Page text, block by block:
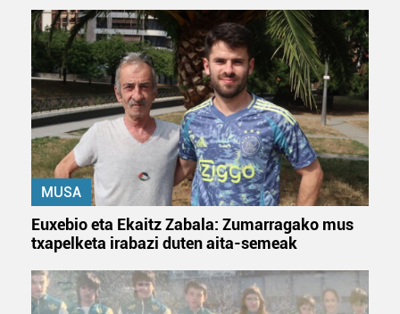
duten interes legitimoa eta horren aurka nola egin
dezakezun ikusteko.
Lortu zure datu pertsonalak prozesatzeko moduari
buruzko informazio gehiago eta ezarri zure lehentasunak
datuen atalean. Edozein unetan alda edo ken dezakezu
zure baimena Cookieen adierazpenean.
Webgune honek cookie propioak eta hirugarrenen cookie-
zerbitzuak hobetzeko asmoz, cookie teknologiaz
baliatzen gara. Ohar hau onartuz gero, teknologia hori
erabiltzeko baimen esplizitua ematen diguzu.Gehiago
irakurri
MUSA
Euxebio eta Ekaitz Zabala: Zumarragako mus
txapelketa irabazi duten aita-semeak